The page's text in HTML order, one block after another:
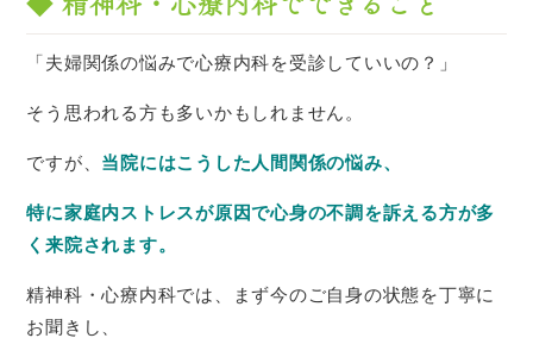
「夫婦関係の悩みで心療内科を受診していいの？」
そう思われる方も多いかもしれません。
ですが、 当院にはこうした人間関係の悩み、
特に家庭内ストレスが原因で心身の不調を訴える方が多
く来院されます。
精神科・心療内科では、まず今のご自身の状態を丁寧に
お聞きし、